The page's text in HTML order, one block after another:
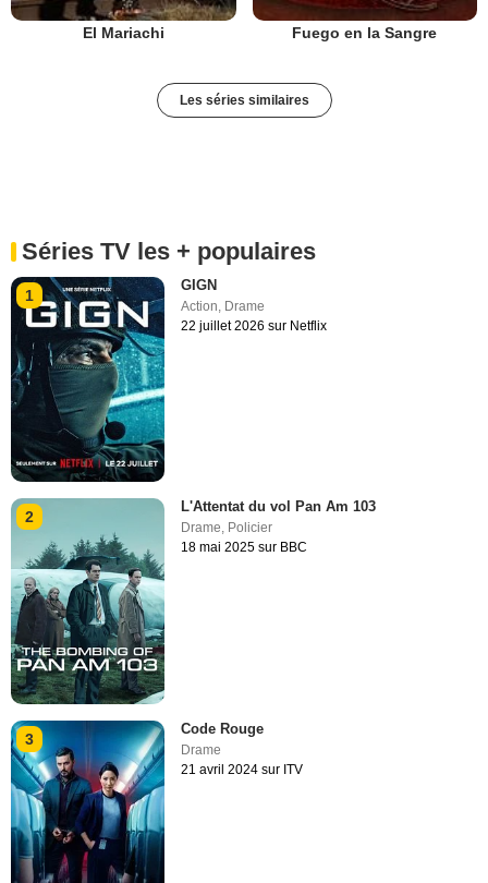
El Mariachi Fuego en la Sangre
Les séries similaires
Séries TV les + populaires
1
GIGN
Action, Drame
22 juillet 2026 sur Netflix
2
L'Attentat du vol Pan Am 103
Drame, Policier
18 mai 2025 sur BBC
3
Code Rouge
Drame
21 avril 2024 sur ITV